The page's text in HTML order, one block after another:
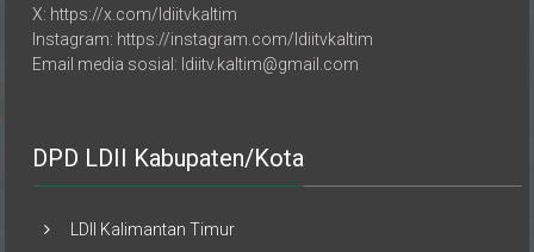
X: https://x.com/ldiitvkaltim
Instagram: https://instagram.com/ldiitvkaltim
Email media sosial: ldiitv.kaltim@gmail.com
DPD LDII Kabupaten/Kota
LDII Kalimantan Timur